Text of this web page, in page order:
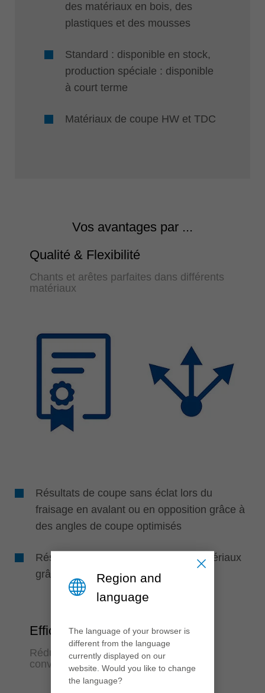
des matériaux en bois, des
plastiques et des mousses
Standard : disponible en stock,
production spéciale : disponible
à court terme
Matériaux de coupe HW et TDC
Vos avantages par ...
Qualité & Flexibilité
Chants et arêtes parfaites dans différents
matériaux
Résultats de coupe sans éclat lors du
fraisage en avalant ou en opposition grâce à
des angles de coupe optimisés
Résultats optimaux dans tous les matériaux
grâce au matériau de coupe adapté
Efficience
Réduction des opérations de reprise,
convivialité d'utilisation maximale
Region and
language
The language of your browser is
different from the language
currently displayed on our
website. Would you like to change
the language?